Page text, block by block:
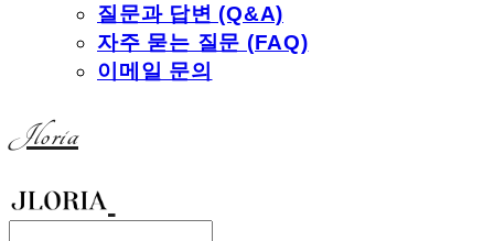
질문과 답변 (Q&A)
자주 묻는 질문 (FAQ)
이메일 문의
Jloria